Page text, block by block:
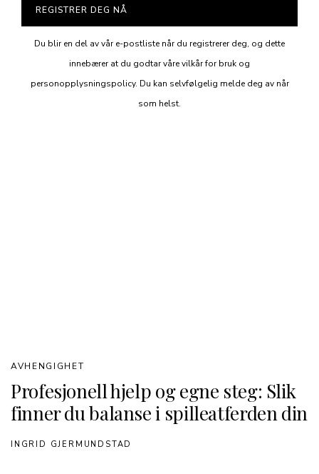
REGISTRER DEG NÅ
Du blir en del av vår e-postliste når du registrerer deg, og dette
innebærer at du godtar våre vilkår for bruk og
personopplysningspolicy. Du kan selvfølgelig melde deg av når
som helst.
Profesjonell hjelp og egne steg: Slik
finner du balanse i spilleatferden din
AVHENGIGHET
INGRID GJERMUNDSTAD